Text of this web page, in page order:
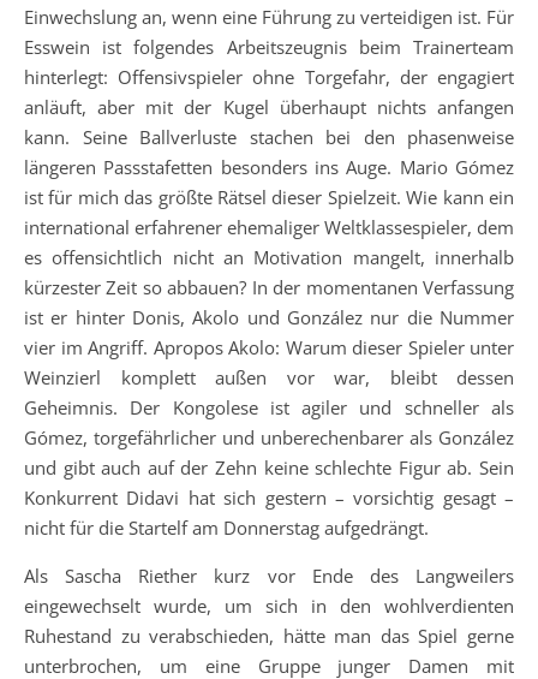
Einwechslung an, wenn eine Führung zu verteidigen ist. Für
Esswein ist folgendes Arbeitszeugnis beim Trainerteam
hinterlegt: Offensivspieler ohne Torgefahr, der engagiert
anläuft, aber mit der Kugel überhaupt nichts anfangen
kann. Seine Ballverluste stachen bei den phasenweise
längeren Passstafetten besonders ins Auge. Mario Gómez
ist für mich das größte Rätsel dieser Spielzeit. Wie kann ein
international erfahrener ehemaliger Weltklassespieler, dem
es offensichtlich nicht an Motivation mangelt, innerhalb
kürzester Zeit so abbauen? In der momentanen Verfassung
ist er hinter Donis, Akolo und González nur die Nummer
vier im Angriff. Apropos Akolo: Warum dieser Spieler unter
Weinzierl komplett außen vor war, bleibt dessen
Geheimnis. Der Kongolese ist agiler und schneller als
Gómez, torgefährlicher und unberechenbarer als González
und gibt auch auf der Zehn keine schlechte Figur ab. Sein
Konkurrent Didavi hat sich gestern – vorsichtig gesagt –
nicht für die Startelf am Donnerstag aufgedrängt.
Als Sascha Riether kurz vor Ende des Langweilers
eingewechselt wurde, um sich in den wohlverdienten
Ruhestand zu verabschieden, hätte man das Spiel gerne
unterbrochen, um eine Gruppe junger Damen mit